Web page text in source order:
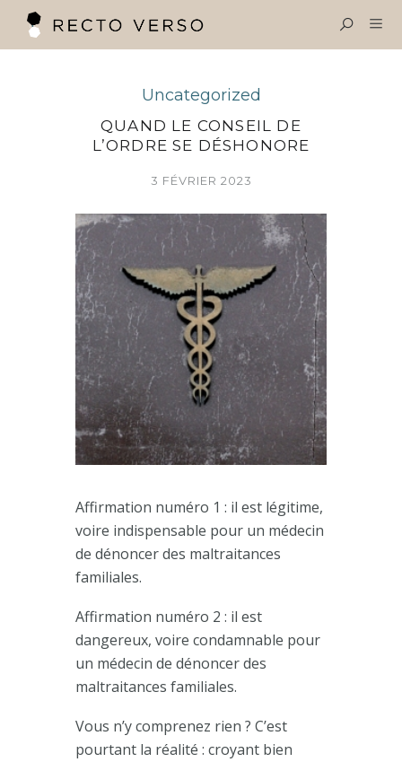
RECTO VERSO
LE BLOG SANTÉ
CONTACT
Uncategorized
QUAND LE CONSEIL DE
L’ORDRE SE DÉSHONORE
3 FÉVRIER 2023
Affirmation numéro 1 : il est légitime,
voire indispensable pour un médecin
de dénoncer des maltraitances
familiales.
Affirmation numéro 2 : il est
dangereux, voire condamnable pour
un médecin de dénoncer des
maltraitances familiales.
Vous n’y comprenez rien ? C’est
pourtant la réalité : croyant bien